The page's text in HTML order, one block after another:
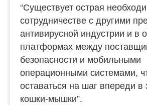
“Существует острая
сотрудничестве с другими
антивирусной индустрии и в
платформах между
безопасности и мобильными
операционными системами,
оставаться на шаг впереди в
кошки-мышки”.